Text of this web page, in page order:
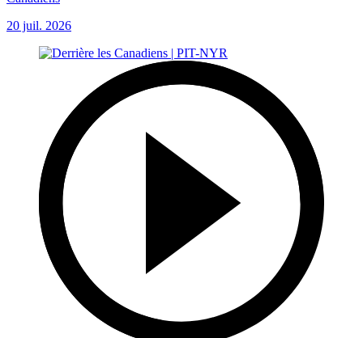
20 juil. 2026